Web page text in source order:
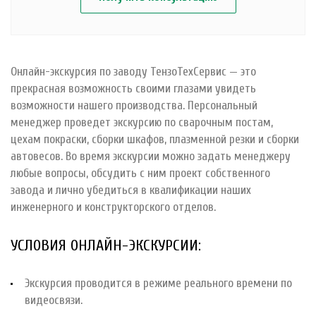
Онлайн-экскурсия по заводу ТензоТехСервис — это
прекрасная возможность своими глазами увидеть
возможности нашего производства. Персональный
менеджер проведет экскурсию по сварочным постам,
цехам покраски, сборки шкафов, плазменной резки и сборки
автовесов. Во время экскурсии можно задать менеджеру
любые вопросы, обсудить с ним проект собственного
завода и лично убедиться в квалификации наших
инженерного и конструкторского отделов.
УСЛОВИЯ ОНЛАЙН-ЭКСКУРСИИ:
Экскурсия проводится в режиме реального времени по
видеосвязи.